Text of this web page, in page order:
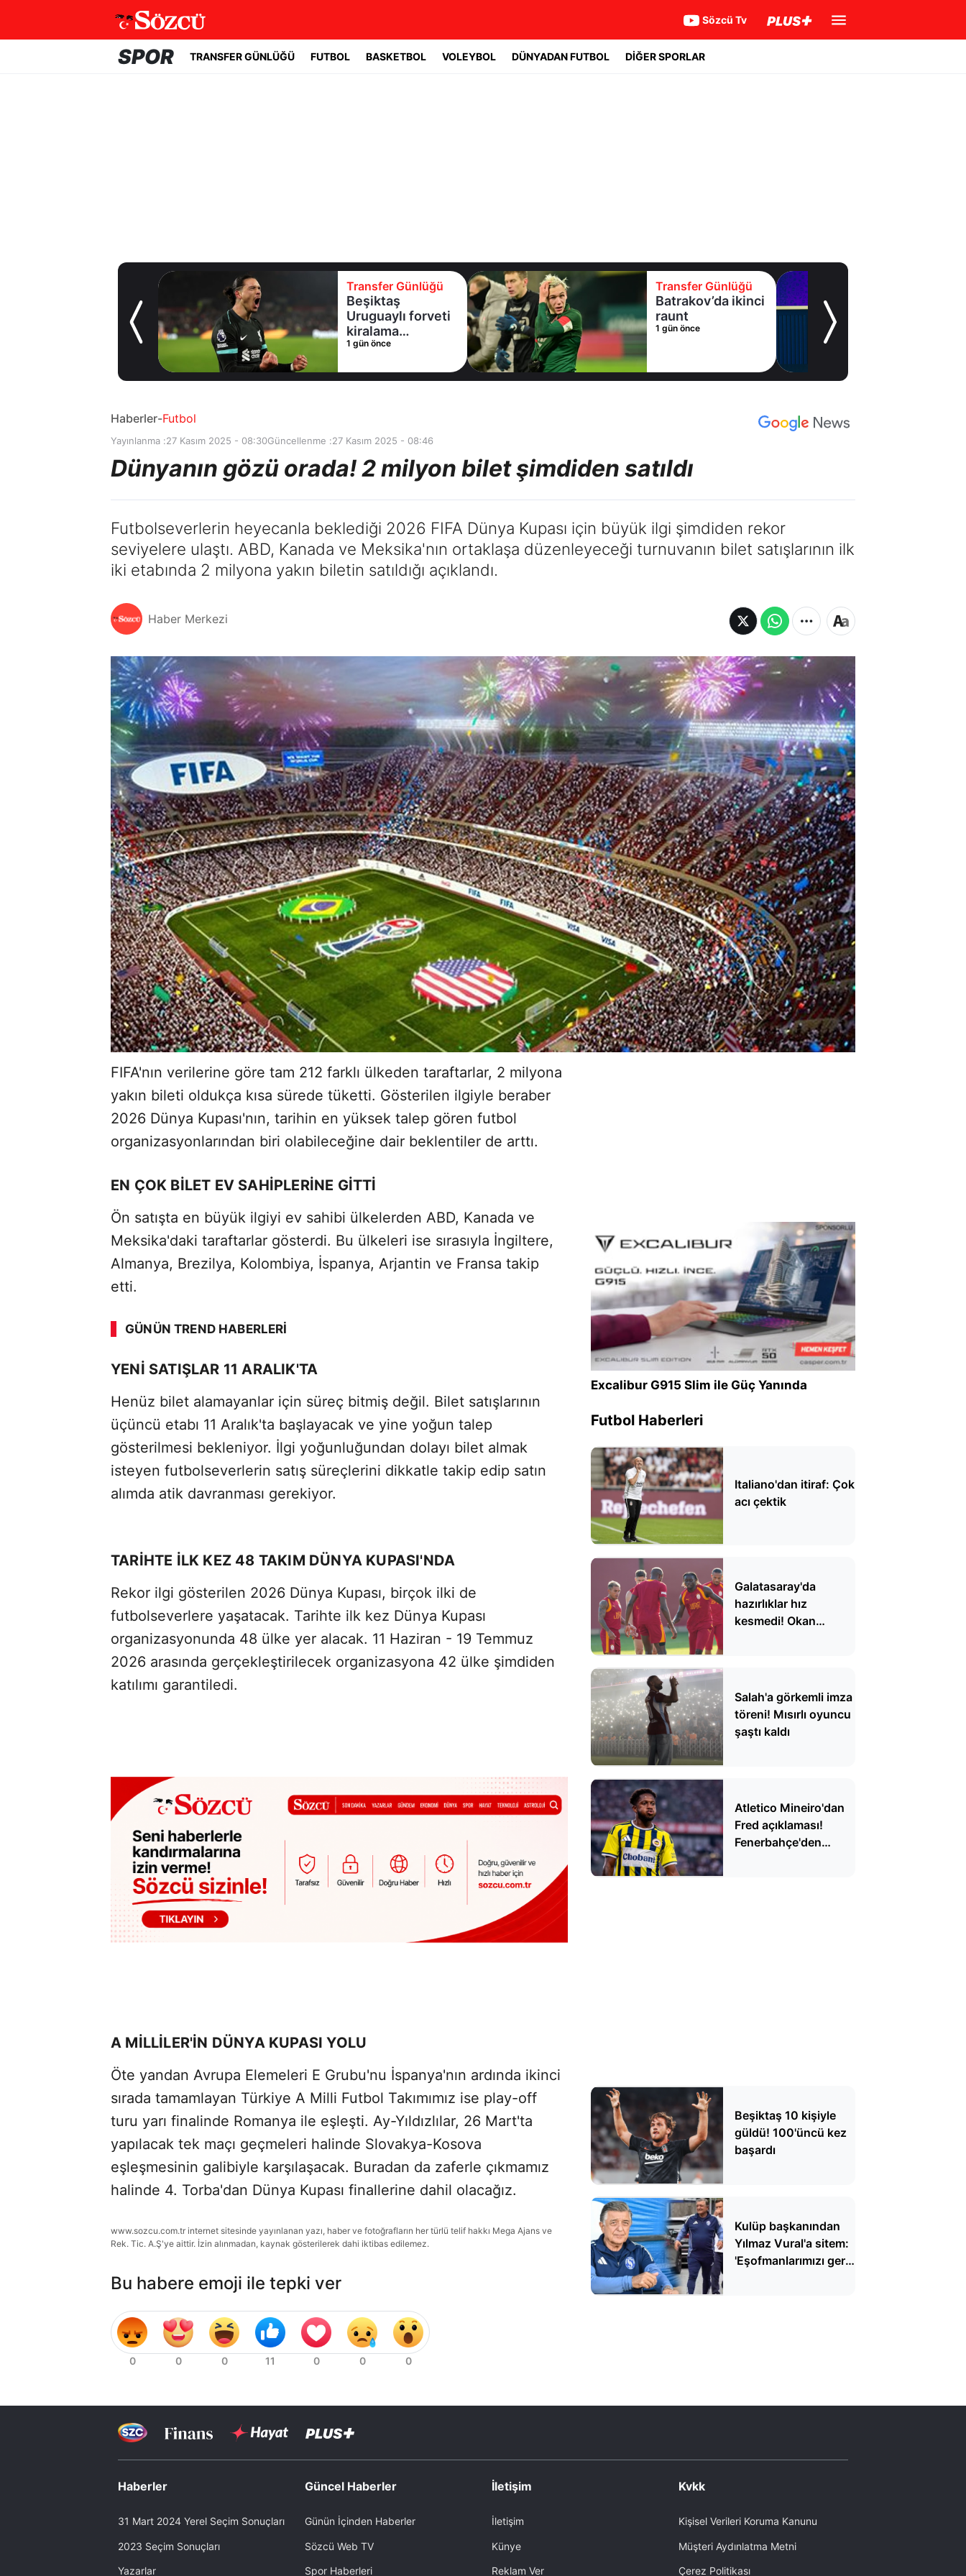
Sözcü Tv
SPOR TRANSFER GÜNLÜĞÜ FUTBOL BASKETBOL VOLEYBOL DÜNYADAN FUTBOL DİĞER SPORLAR
Transfer Günlüğü
Uruguaylı forveti
konusunda Al
Hilal ile anlaştı!
Adım adım Nunez
Transfer Günlüğü
Batrakov’da ikinci
raunt
1 gün önce
Transfer Günlüğü
Eyüpspor yeni
forvetini açıkladı
2 gün önce
Haberler-Futbol
Yayınlanma :27 Kasım 2025 - 08:30Güncellenme :27 Kasım 2025 - 08:46
Dünyanın gözü orada! 2 milyon bilet şimdiden satıldı
Futbolseverlerin heyecanla beklediği 2026 FIFA Dünya Kupası için büyük ilgi şimdiden rekor
seviyelere ulaştı. ABD, Kanada ve Meksika'nın ortaklaşa düzenleyeceği turnuvanın bilet satışlarının ilk
iki etabında 2 milyona yakın biletin satıldığı açıklandı.
Haber Merkezi
FIFA'nın verilerine göre tam 212 farklı ülkeden taraftarlar, 2 milyona
yakın bileti oldukça kısa sürede tüketti. Gösterilen ilgiyle beraber
2026 Dünya Kupası'nın, tarihin en yüksek talep gören futbol
organizasyonlarından biri olabileceğine dair beklentiler de arttı.
EN ÇOK BİLET EV SAHİPLERİNE GİTTİ
Ön satışta en büyük ilgiyi ev sahibi ülkelerden ABD, Kanada ve
Meksika'daki taraftarlar gösterdi. Bu ülkeleri ise sırasıyla İngiltere,
Almanya, Brezilya, Kolombiya, İspanya, Arjantin ve Fransa takip
etti.
GÜNÜN TREND HABERLERI
YENİ SATIŞLAR 11 ARALIK'TA
Henüz bilet alamayanlar için süreç bitmiş değil. Bilet satışlarının
üçüncü etabı 11 Aralık'ta başlayacak ve yine yoğun talep
gösterilmesi bekleniyor. İlgi yoğunluğundan dolayı bilet almak
isteyen futbolseverlerin satış süreçlerini dikkatle takip edip satın
alımda atik davranması gerekiyor.
TARİHTE İLK KEZ 48 TAKIM DÜNYA KUPASI'NDA
Rekor ilgi gösterilen 2026 Dünya Kupası, birçok ilki de
futbolseverlere yaşatacak. Tarihte ilk kez Dünya Kupası
organizasyonunda 48 ülke yer alacak. 11 Haziran - 19 Temmuz
2026 arasında gerçekleştirilecek organizasyona 42 ülke şimdiden
katılımı garantiledi.
A MİLLİLER'İN DÜNYA KUPASI YOLU
Öte yandan Avrupa Elemeleri E Grubu'nu İspanya'nın ardında ikinci
sırada tamamlayan Türkiye A Milli Futbol Takımımız ise play-off
turu yarı finalinde Romanya ile eşleşti. Ay-Yıldızlılar, 26 Mart'ta
yapılacak tek maçı geçmeleri halinde Slovakya-Kosova
eşleşmesinin galibiyle karşılaşacak. Buradan da zaferle çıkmamız
halinde 4. Torba'dan Dünya Kupası finallerine dahil olacağız.
www.sozcu.com.tr internet sitesinde yayınlanan yazı, haber ve fotoğrafların her türlü telif hakkı Mega Ajans ve
Rek. Tic. A.Ş'ye aittir. İzin alınmadan, kaynak gösterilerek dahi iktibas edilemez.
Bu habere emoji ile tepki ver
Excalibur G915 Slim ile Güç Yanında
Futbol Haberleri
Italiano'dan itiraf: Çok
acı çektik
Galatasaray'da
hazırlıklar hız
kesmedi! Okan
Salah'a görkemli imza
töreni! Mısırlı oyuncu
şaştı kaldı
Atletico Mineiro'dan
Fred açıklaması!
Fenerbahçe'den
Beşiktaş 10 kişiyle
güldü! 100'üncü kez
başardı
Kulüp başkanından
Yılmaz Vural'a sitem:
'Eşofmanlarımızı geri
Haberler
31 Mart 2024 Yerel Seçim Sonuçları
2023 Seçim Sonuçları
Yazarlar
Güncel Haberler
Günün İçinden Haberler
Sözcü Web TV
Spor Haberleri
İletişim
İletişim
Künye
Reklam Ver
Kvkk
Kişisel Verileri Koruma Kanunu
Müşteri Aydınlatma Metni
Çerez Politikası